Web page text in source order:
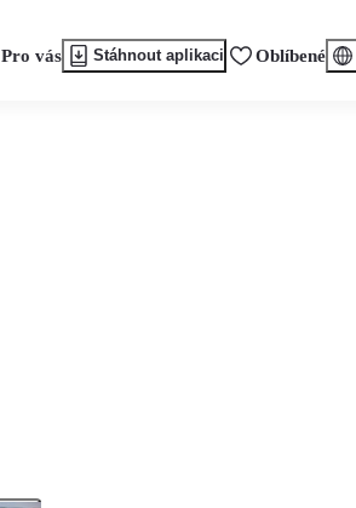
Pro vás Stáhnout aplikaci Oblíbené